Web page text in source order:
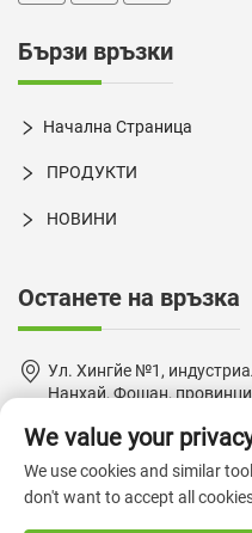
Бързи връзки
Начална Страница
ПРОДУКТИ
НОВИНИ
Останете на връзка
Ул. Хингйе №1,
Нанхай, Фошан,
+86-18924550960
[email protected]
We value your
We use cookies and similar
don't want to accept all